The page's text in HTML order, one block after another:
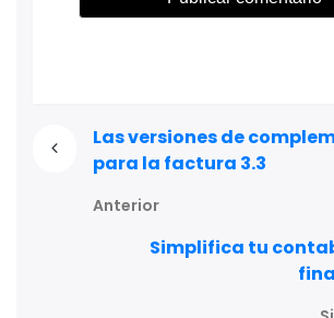
Las versiones de
para la factura 3.3
Anterior
Simplifica tu